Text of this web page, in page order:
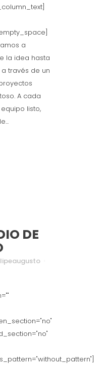
a
la idea hasta
través de un
A cada
listo,
DE